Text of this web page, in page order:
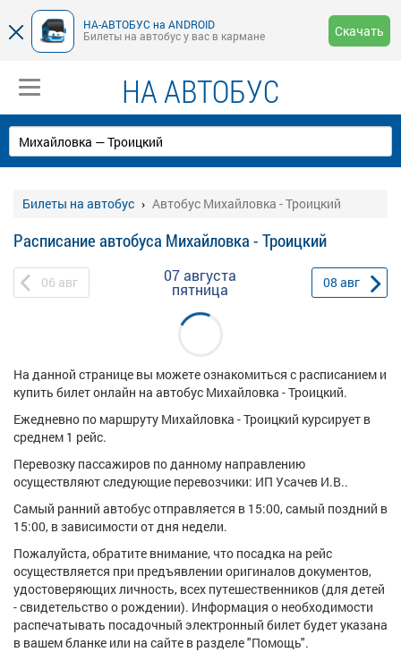
НА-АВТОБУС на ANDROID
Билеты на автобус у вас в кармане
Скачать
НА АВТОБУС
Билеты на автобус Автобус Михайловка - Троицкий
Расписание автобуса Михайловка - Троицкий
06 авг 07 августа
пятница 08 авг
На данной странице вы можете ознакомиться с расписанием и
купить билет онлайн на автобус Михайловка - Троицкий.
Ежедневно по маршруту Михайловка - Троицкий курсирует в
среднем 1 рейс.
Перевозку пассажиров по данному направлению
осуществляют следующие перевозчики: ИП Усачев И.В..
Самый ранний автобус отправляется в 15:00, самый поздний в
15:00, в зависимости от дня недели.
Пожалуйста, обратите внимание, что посадка на рейс
осуществляется при предъявлении оригиналов документов,
удостоверяющих личность, всех путешественников (для детей
- свидетельство о рождении). Информация о необходимости
распечатывать посадочный электронный билет будет указана
в вашем бланке или на сайте в разделе "Помощь".